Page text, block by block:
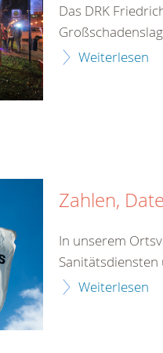
Das DRK
Weiterlesen
Zahlen,
In unserem
Weiterlesen